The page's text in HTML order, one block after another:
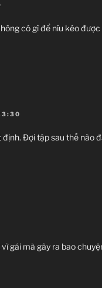
có gì để níu kéo được
Đợi tập sau thế nào
gái mà gây ra bao